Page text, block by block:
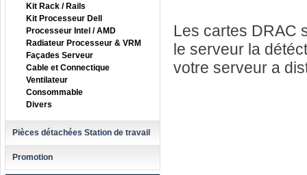
Kit Rack / Rails
Kit Processeur Dell
Processeur Intel / AMD
Radiateur Processeur & VRM
Façades Serveur
Cable et Connectique
Ventilateur
Consommable
Divers
Pièces détachées Station de travail
Promotion
Les cartes DRAC
le serveur la
votre serveur a